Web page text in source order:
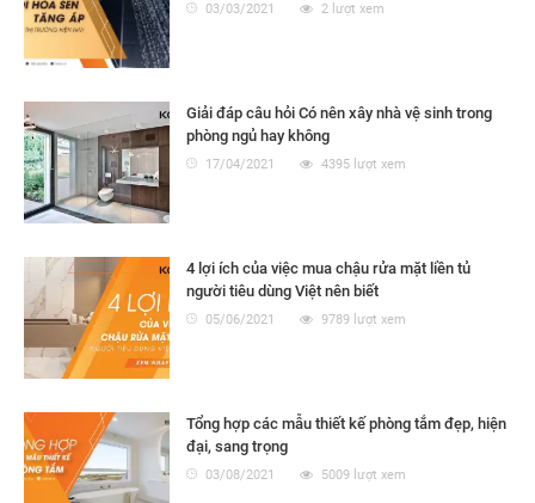
03/03/2021 2 lượt xem
Giải đáp câu hỏi Có nên xây nhà vệ sinh trong
phòng ngủ hay không
17/04/2021 4395 lượt xem
4 lợi ích của việc mua chậu rửa mặt liền tủ
người tiêu dùng Việt nên biết
05/06/2021 9789 lượt xem
Tổng hợp các mẫu thiết kế phòng tắm đẹp, hiện
đại, sang trọng
03/08/2021 5009 lượt xem